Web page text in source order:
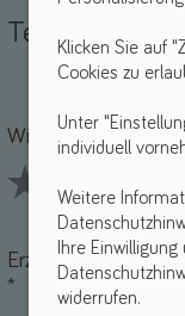
Teile deine
Wie findest du
2 Stars3 Stars4 Stars
Erzähle uns von
*
Klicken Sie auf
Cookies zu
Unter
individuell
Weitere
Ihre
widerrufen.